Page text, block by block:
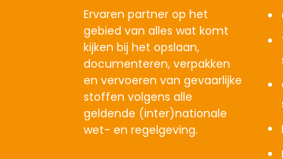
Ervaren partner op het
gebied van alles wat komt
kijken bij het opslaan,
documenteren, verpakken
en vervoeren van gevaarlijke
stoffen volgens alle
geldende (inter)nationale
wet- en regelgeving.